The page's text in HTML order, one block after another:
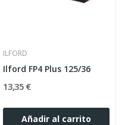
ILFORD
Ilford FP4 Plus 125/36
13,35 €
Añadir al carrito